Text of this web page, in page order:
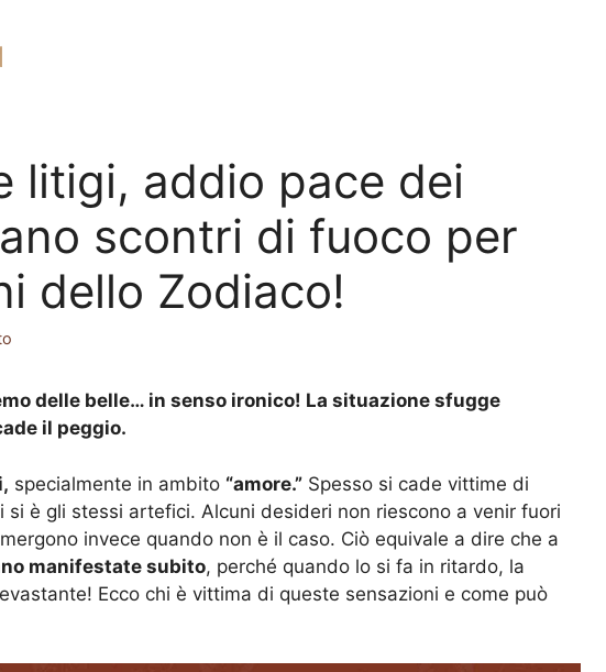
litigi, addio pace dei
scontri di fuoco per
dello Zodiaco!
delle belle… in senso ironico! La situazione sfugge
il peggio.
specialmente in ambito “amore.” Spesso si cade vittime di
si è gli stessi artefici. Alcuni desideri non riescono a venir fuori
invece quando non è il caso. Ciò equivale a dire che a
manifestate subito, perché quando lo si fa in ritardo, la
Ecco chi è vittima di queste sensazioni e come può